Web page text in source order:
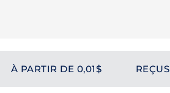
À PARTIR DE 0,01$ REÇUS